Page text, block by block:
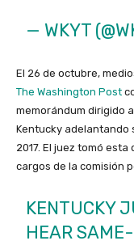
— WKYT
El 26 de octubre,
The Washington Post
memorándum dirigido
Kentucky adelantando
2017. El juez tomó
cargos de la comisión
KENTUCKY
HEAR